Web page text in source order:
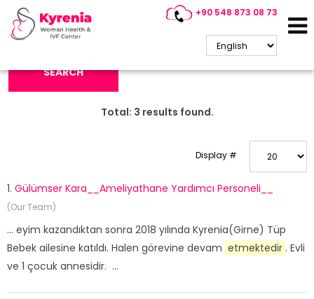
+90 548 873 08 73
Search Keyword:
SEARCH
Total: 3 results found.
Display #
1. Gülümser Kara__Ameliyathane Yardımcı Personeli__
(Our Team)
... eyim kazandıktan sonra 2018 yılında Kyrenia(Girne) Tüp
Bebek ailesine katıldı. Halen görevine devam etmektedir . Evli
ve 1 çocuk annesidir. ...